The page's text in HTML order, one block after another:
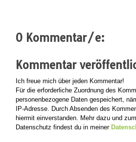
0 Kommentar/e:
Kommentar
Ich freue mich über jeden Kommentar!
Für die erforderliche Zuordnung des
personenbezogene Daten gespeichert,
IP-Adresse. Durch Absenden des
hiermit einverstanden. Mehr dazu und
Datenschutz findest du in meiner